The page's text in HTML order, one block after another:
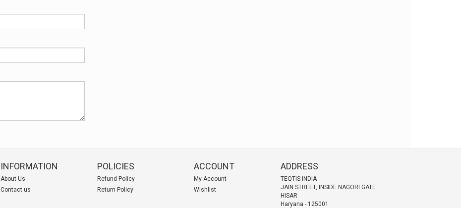
INFORMATION
About Us
Contact us
POLICIES
Refund Policy
Return Policy
ACCOUNT
My Account
Wishlist
ADDRESS
TEQTIS INDIA
JAIN STREET, INSIDE NAGORI GATE
HISAR
Haryana - 125001